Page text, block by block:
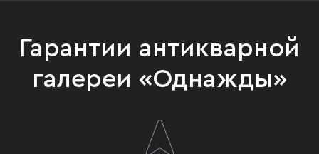
Гарантии антикварной
галереи «Однажды»